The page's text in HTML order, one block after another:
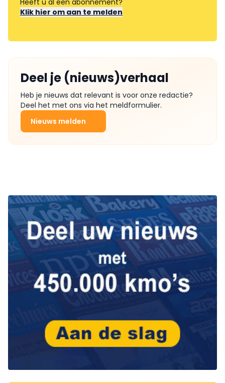
Heeft u al een abonnement?
Klik hier om aan te melden
Deel je (nieuws)verhaal
Heb je nieuws dat relevant is voor onze redactie?
Deel het met ons via het meldformulier.
Nieuws melden